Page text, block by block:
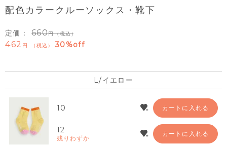
配色カラークルーソックス・靴下
定価： 660 （税込）
462 税込 30%off
L/イエロー
10 カートに入れる
12
残りわずか
カートに入れる